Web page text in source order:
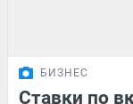
БИЗНЕС
Ставки по